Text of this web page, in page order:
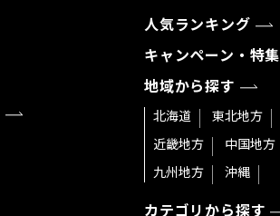
人気ランキング
キャンペーン・特集
地域から探す
北海道 東北地方
近畿地方
中国地方
九州地方
沖縄
カテゴリから探す